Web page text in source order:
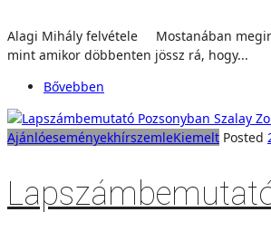
Alagi Mihály felvétele Mostanában
mint amikor döbbenten jössz rá, hogy...
Bővebben
AjánlóeseményekhírszemleKiemelt Posted